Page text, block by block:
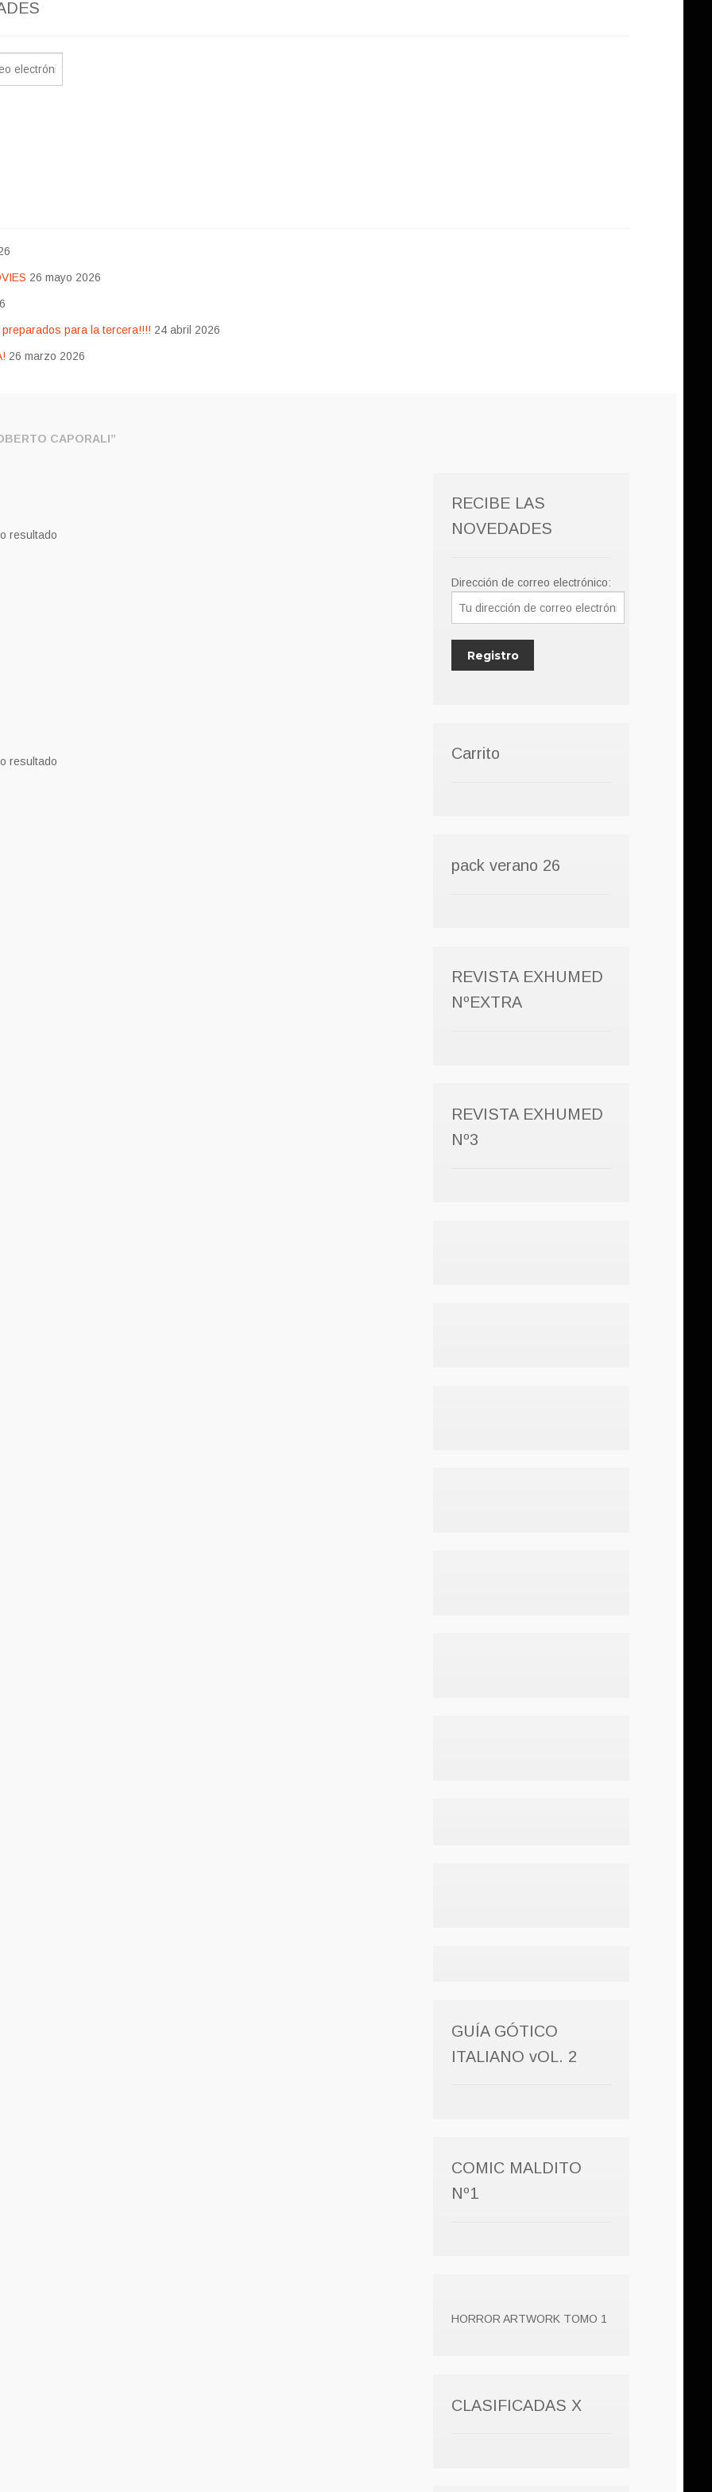
26 mayo 2026
para la tercera!!!! 24 abril 2026
26 marzo 2026
CAPORALI”
resultado
resultado
RECIBE LAS
NOVEDADES
Dirección de correo electrónico:
Carrito
pack verano 26
REVISTA EXHUMED
NºEXTRA
REVISTA EXHUMED
Nº3
GUÍA GÓTICO
ITALIANO vOL. 2
COMIC MALDITO
Nº1
HORROR ARTWORK TOMO 1
CLASIFICADAS X